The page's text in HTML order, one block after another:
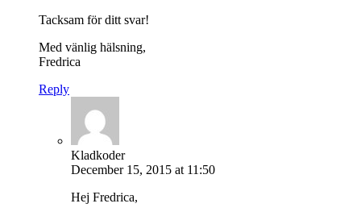
Tacksam för ditt svar!
Med vänlig hälsning,
Fredrica
Reply
Kladkoder
December 15, 2015 at 11:50
Hej Fredrica,